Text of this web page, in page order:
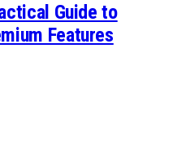
Guide to
Features